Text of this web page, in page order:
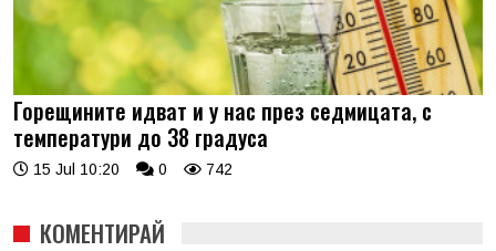
Горещините идват и у нас през седмицата, с
температури до 38 градуса
15 Jul 10:20 0 742
КОМЕНТИРАЙ